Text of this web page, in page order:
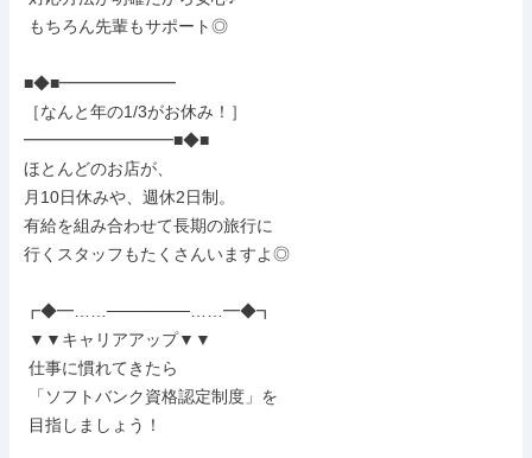
■◆■━━━━━━━
［なんと年の1/3がお休み！］
━━━━━━━━━■◆■
ほとんどのお店が、
月10日休みや、週休2日制。
有給を組み合わせて長期の旅行に
行くスタッフもたくさんいますよ◎
┏◆━……───────……━◆┓